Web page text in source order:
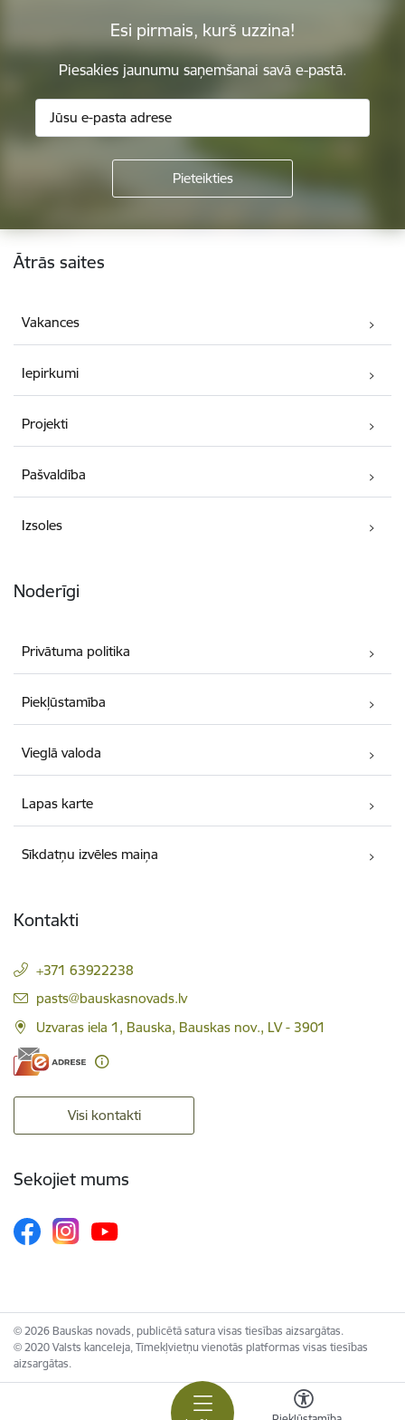
Esi pirmais, kurš uzzina!
Piesakies jaunumu saņemšanai savā e-pastā.
Kājene
Ātrās saites
Vakances
Iepirkumi
Projekti
Pašvaldība
Izsoles
Noderīgi
Privātuma politika
Piekļūstamība
Vieglā valoda
Lapas karte
Sīkdatņu izvēles maiņa
Kontakti
+371 63922238
E-pasts:
pasts@bauskasnovads.lv
Uzvaras iela 1, Bauska, Bauskas nov., LV - 3901
Visi kontakti
Sekojiet mums
© 2026 Bauskas novads, publicētā satura visas tiesības aizsargātas.
© 2020 Valsts kanceleja, Tīmekļvietņu vienotās platformas visas tiesības
aizsargātas.